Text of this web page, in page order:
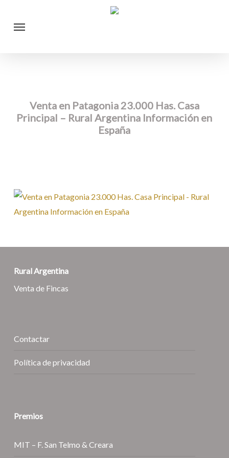
Menu
Venta en Patagonia 23.000 Has. Casa
Principal – Rural Argentina Información en
España
Rural Argentina
Venta de Fincas
Contactar
Política de privacidad
Premios
MIT – F. San Telmo & Creara